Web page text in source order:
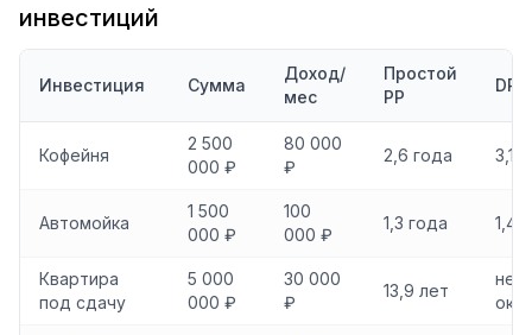
инвестиций
Инвестиция Сумма
Доход/
мес
Простой
PP
Кофейня
2 500
000 ₽
80 000
₽
2,6 года 3,1
Автомойка
1 500
000 ₽
100
000 ₽
1,3 года 1,4
Квартира
под сдачу
5 000
000 ₽
30 000
₽
13,9 лет
не